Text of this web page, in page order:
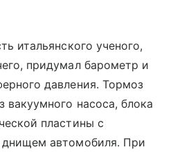
итальянского ученого,
придумал барометр и
давления. Тормоз
вакуумного насоса, блока
пластины с
автомобиля. При